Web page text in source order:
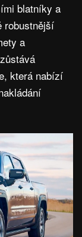
blatníky a
robustnější
a
která nabízí